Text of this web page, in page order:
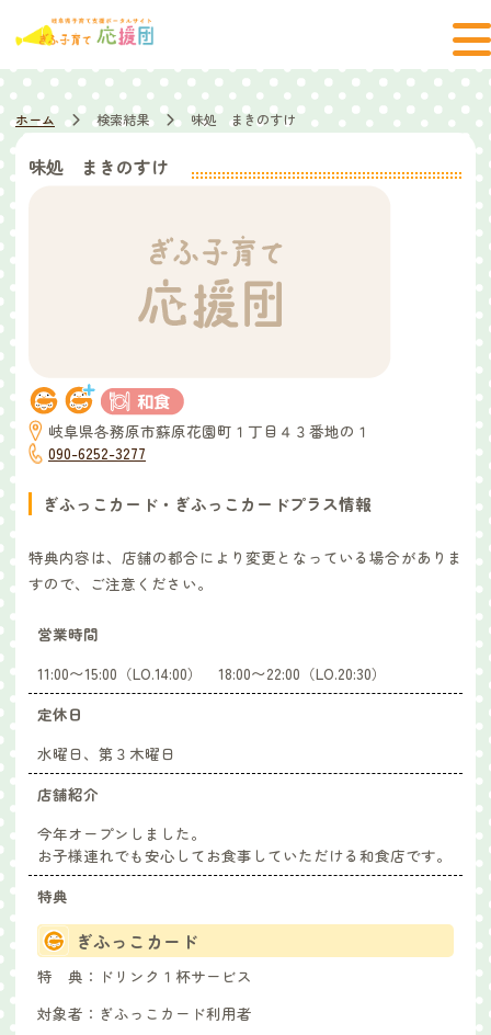
ホーム 検索結果 味処 まきのすけ
味処 まきのすけ
岐阜県各務原市蘇原花園町１丁目４３番地の１
090-6252-3277
ぎふっこカード・ぎふっこカードプラス情報
特典内容は、店舗の都合により変更となっている場合がありま
すので、ご注意ください。
営業時間
11:00〜15:00（LO.14:00） 18:00〜22:00（LO.20:30）
定休日
水曜日、第３木曜日
店舗紹介
今年オープンしました。
お子様連れでも安心してお食事していただける和食店です。
特典
ぎふっこカード
特 典： ドリンク１杯サービス
対象者： ぎふっこカード利用者